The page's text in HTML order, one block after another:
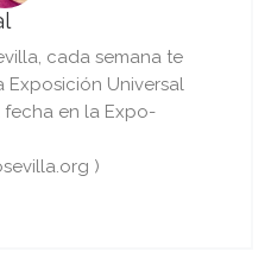
cada semana te
Universal
fecha en la Expo-
)